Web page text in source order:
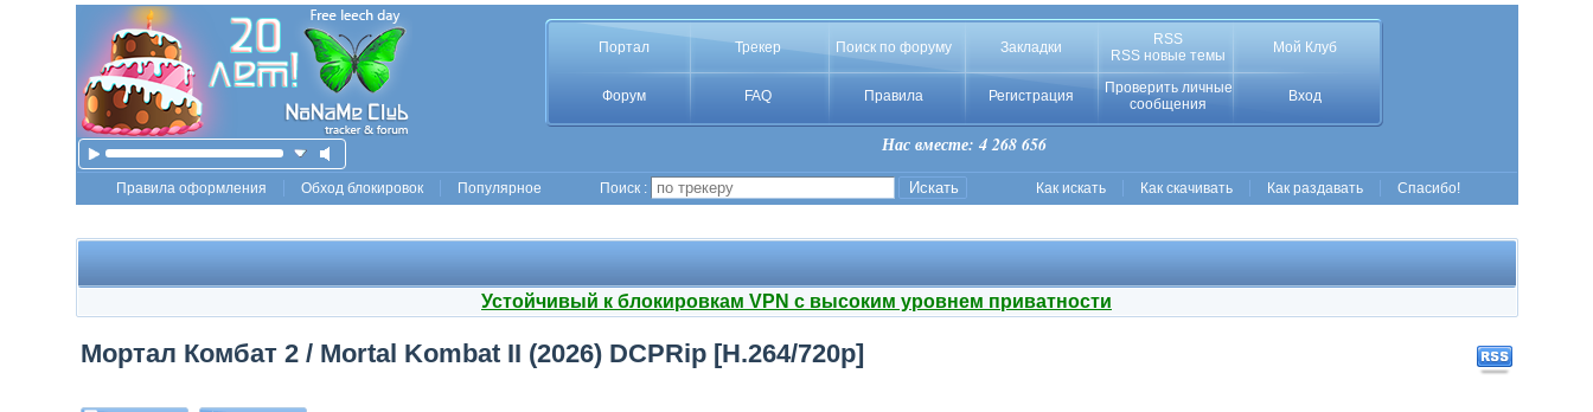
Портал Трекер Поиск по форуму Закладки
RSS
RSS новые темы
Мой Клуб
Форум FAQ Правила Регистрация
Проверить личные
сообщения
Вход
Нас вместе: 4 268 656
Правила оформления Обход блокировок Популярное Поиск : Как искать Как скачивать Как раздавать Спасибо!
Устойчивый к блокировкам VPN с высоким уровнем приватности
Мортал Комбат 2 / Mortal Kombat II (2026) DCPRip [H.264/720p]